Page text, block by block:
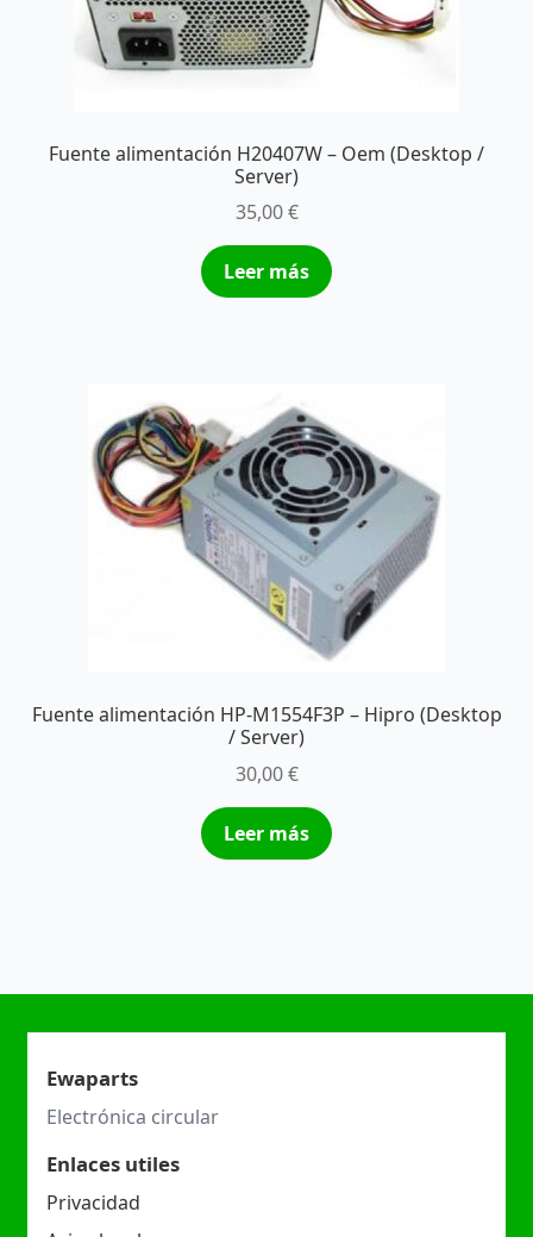
Fuente alimentación H20407W – Oem (Desktop /
Server)
35,00€
Leer más
Fuente alimentación HP-M1554F3P – Hipro (Desktop
/ Server)
30,00€
Leer más
Ewaparts
Electrónica circular
Enlaces utiles
Privacidad